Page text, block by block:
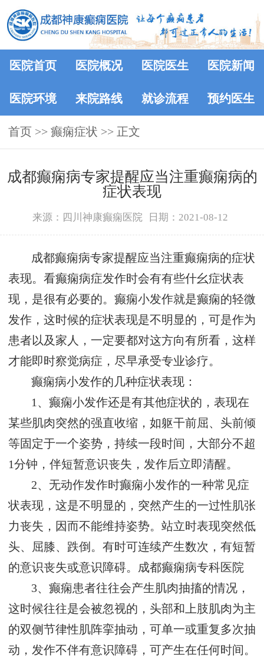
医院首页 医院概况 医院医生 医院新闻
医院环境 来院路线 就诊流程 预约医生
首页 >> 癫痫症状 >> 正文
成都癫痫病专家提醒应当注重癫痫病的
症状表现
来源：四川神康癫痫医院 日期：2021-08-12
成都癫痫病专家提醒应当注重癫痫病的症状
表现。看癫痫病症发作时会有有些什幺症状表
现，是很有必要的。癫痫小发作就是癫痫的轻微
发作，这时候的症状表现是不明显的，可是作为
患者以及家人，一定要都对这方向有所看，这样
才能即时察觉病症，尽早承受专业诊疗。
癫痫病小发作的几种症状表现：
1、癫痫小发作还是有其他症状的，表现在
某些肌肉突然的强直收缩，如躯干前屈、头前倾
等固定于一个姿势，持续一段时间，大部分不超
1分钟，伴短暂意识丧失，发作后立即清醒。
2、无动作发作时癫痫小发作的一种常见症
状表现，这是不明显的，突然产生的一过性肌张
力丧失，因而不能维持姿势。站立时表现突然低
头、屈膝、跌倒。有时可连续产生数次，有短暂
的意识丧失或意识障碍。 成都癫痫病专科医院
3、癫痫患者往往会产生肌肉抽搐的情况，
这时候往往是会被忽视的，头部和上肢肌肉为主
的双侧节律性肌阵挛抽动，可单一或重复多次抽
动，发作不伴有意识障碍，可产生在任何时间。